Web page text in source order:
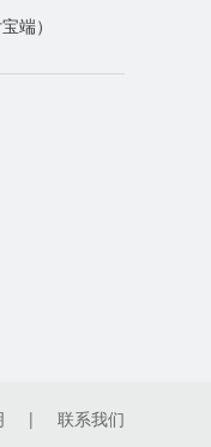
端）
| 联系我们